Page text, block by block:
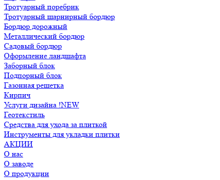
Тротуарный поребрик
Тротуарный шарнирный бордюр
Бордюр дорожный
Металлический бордюр
Садовый бордюр
Оформление ландшафта
Заборный блок
Подпорный блок
Газонная решетка
Кирпич
Услуги дизайна !NEW
Геотекстиль
Средства для ухода за плиткой
Инструменты для укладки плитки
АКЦИИ
О нас
О заводе
О продукции